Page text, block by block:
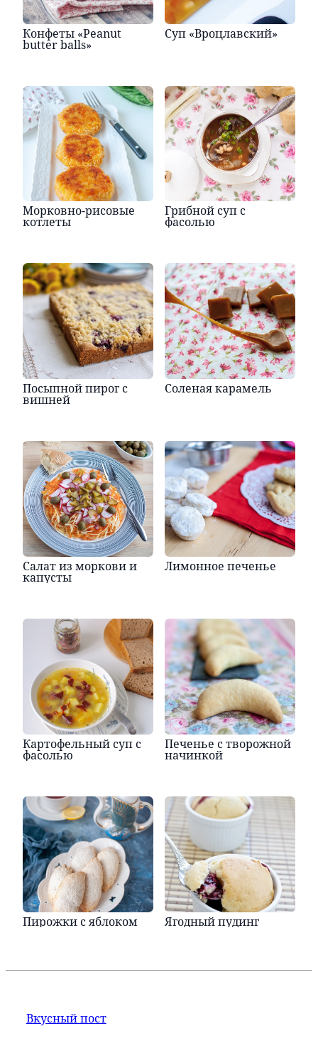
Конфеты «Peanut
butter balls»
Суп «Вроцлавский»
Морковно-рисовые
котлеты
Грибной суп с
фасолью
Посыпной пирог с
вишней
Соленая карамель
Салат из моркови и
капусты
Лимонное печенье
Картофельный суп с
фасолью
Печенье с творожной
начинкой
Пирожки с яблоком Ягодный пудинг
Вкусный пост